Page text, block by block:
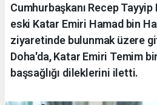
Cumhurbaşkanı Recep
eski Katar Emiri Hamad bin
ziyaretinde bulunmak üzere
Doha'da, Katar Emiri Temim
başsağlığı dileklerini iletti.